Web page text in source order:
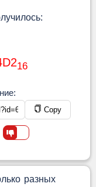
16
Copy
разных